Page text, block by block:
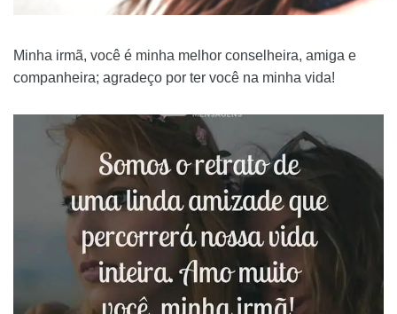
Minha irmã, você é minha melhor conselheira, amiga e
companheira; agradeço por ter você na minha vida!